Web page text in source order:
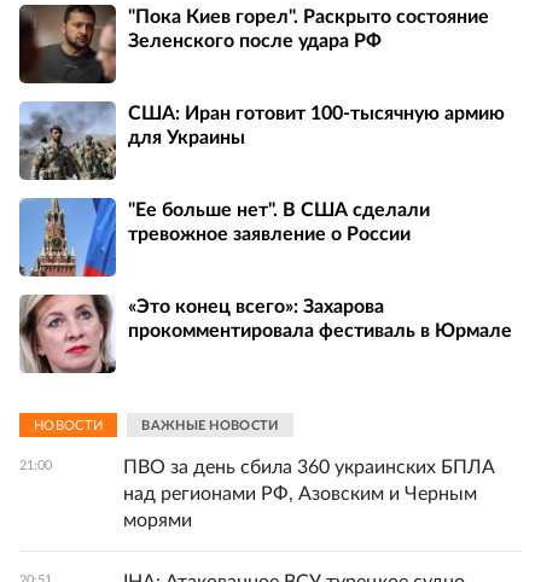
"Пока Киев горел". Раскрыто состояние
Зеленского после удара РФ
США: Иран готовит 100-тысячную армию
для Украины
"Ее больше нет". В США сделали
тревожное заявление о России
«Это конец всего»: Захарова
прокомментировала фестиваль в Юрмале
НОВОСТИ ВАЖНЫЕ НОВОСТИ
21:00
ПВО за день сбила 360 украинских БПЛА
над регионами РФ, Азовским и Черным
морями